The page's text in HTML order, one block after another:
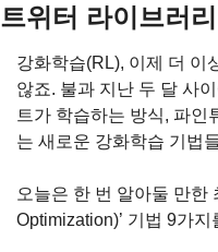
트위터 라이브러
강화학습(RL), 이제 더 이
않죠. 불과 지난 두 달 사
트가 학습하는 방식, 파인
는 새로운 강화학습 기법
오늘은 한 번 알아둘 만한
Optimization)’ 기법 9가지